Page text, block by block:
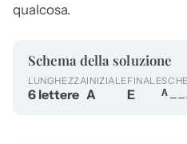
qualcosa.
Schema della soluzione
LUNGHEZZA
6 lettere
INIZIALE
A
FINALE
E